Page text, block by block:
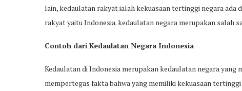
lain, kedaulatan rakyat ialah kekuasaan tertinggi negara ada
rakyat yaitu Indonesia. kedaulatan negara merupakan salah
Contoh dari Kedaulatan Negara Indonesia
Kedaulatan di Indonesia merupakan kedaulatan negara
mempertegas fakta bahwa yang memiliki kekuasaan